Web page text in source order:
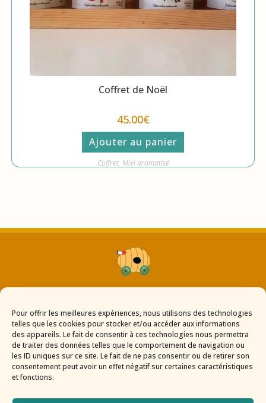
Pour offrir les meilleures expériences, nous utilisons des technologies
telles que les cookies pour stocker et/ou accéder aux informations
des appareils. Le fait de consentir à ces technologies nous permettra
de traiter des données telles que le comportement de navigation ou
les ID uniques sur ce site. Le fait de ne pas consentir ou de retirer son
consentement peut avoir un effet négatif sur certaines caractéristiques
et fonctions.
Coffret de Noël
45.00€
Ajouter au panier
Coffret, Miel aromatisé
Contact